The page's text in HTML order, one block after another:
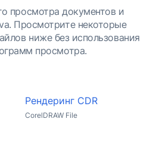
просмотра документов и
Просмотрите некоторые
ниже без использования
просмотра.
Рендеринг CDR
CorelDRAW File